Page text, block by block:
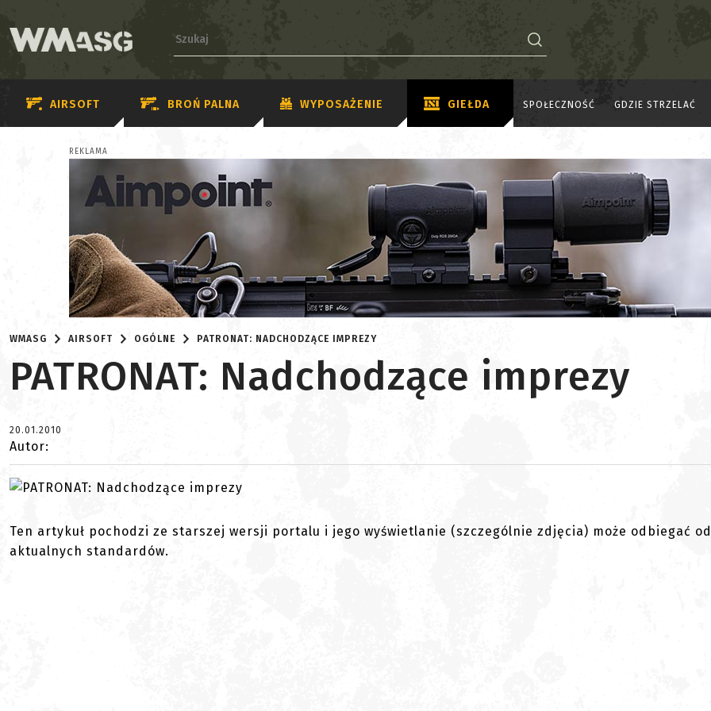
AIRSOFT BROŃ PALNA WYPOSAŻENIE GIEŁDA SPOŁECZNOŚĆ GDZIE STRZELAĆ
REKLAMA
WMASG AIRSOFT OGÓLNE PATRONAT: NADCHODZĄCE IMPREZY
PATRONAT: Nadchodzące imprezy
20.01.2010
Autor:
Ten artykuł pochodzi ze starszej wersji portalu i jego wyświetlanie (szczególnie zdjęcia) może odbiegać od
aktualnych standardów.